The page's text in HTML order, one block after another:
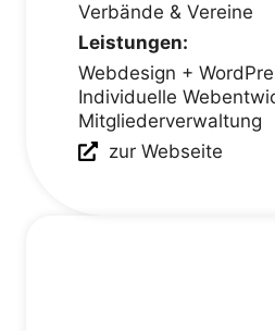
Verbände & Vereine
Leistungen:
Webdesign +
Individuelle
Mitgliederverwaltung
zur Webseite